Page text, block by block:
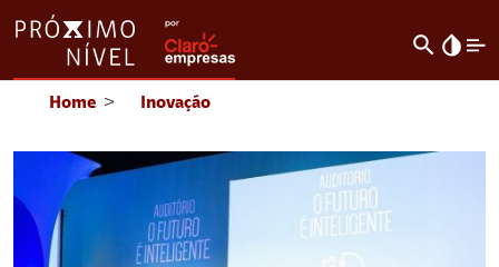
search invert_colors
Home > Inovação